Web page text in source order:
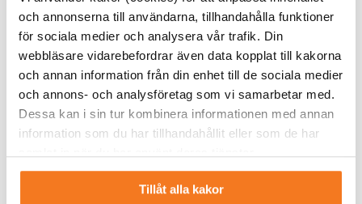
och annonserna till användarna, tillhandahålla funktioner
för sociala medier och analysera vår trafik. Din
webbläsare vidarebefordrar även data kopplat till kakorna
och annan information från din enhet till de sociala medier
och annons- och analysföretag som vi samarbetar med.
Dessa kan i sin tur kombinera informationen med annan
information som du har tillhandahållit eller som de har
Tillåt alla kakor
sådant exempel. Tar vi SE1 så är elpriserna fortfarande
väldigt attraktiva, säger Björn Aronsson.
– Men företagen i SE3 och SE4 kan behöva se över hur
deras affärsmodell och riskprofil ser ut, för elpriserna är ju
betydligt högre än för något år sedan då bolagen kanske
gjorde sina kalkyler, så där är det betydligt mer skakigt,
säger Lars Andersson.
Starka krafter i kommuner